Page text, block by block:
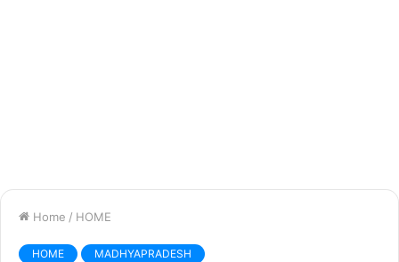
Home / HOME
HOME MADHYAPRADESH